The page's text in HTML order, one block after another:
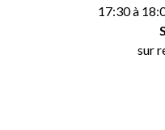
17:30 à
sur